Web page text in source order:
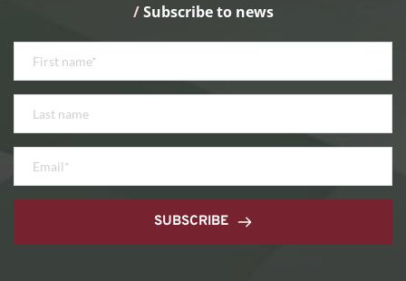
/ Subscribe to news
SUBSCRIBE